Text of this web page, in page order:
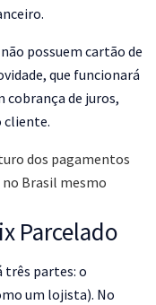
possuem cartão de
que funcionará
de juros,
cliente.
dos pagamentos
Brasil mesmo
Parcelado
três partes: o
um lojista). No